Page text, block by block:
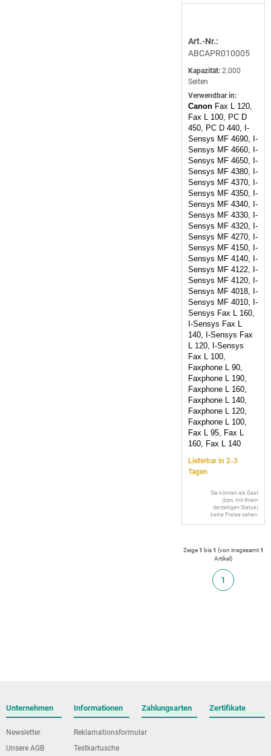
Art.-Nr.:
ABCAPR010005
Kapazität: 2.000
Seiten
Verwendbar in:
Canon Fax L 120,
Fax L 100, PC D
450, PC D 440, I-
Sensys MF 4690, I-
Sensys MF 4660, I-
Sensys MF 4650, I-
Sensys MF 4380, I-
Sensys MF 4370, I-
Sensys MF 4350, I-
Sensys MF 4340, I-
Sensys MF 4330, I-
Sensys MF 4320, I-
Sensys MF 4270, I-
Sensys MF 4150, I-
Sensys MF 4140, I-
Sensys MF 4122, I-
Sensys MF 4120, I-
Sensys MF 4018, I-
Sensys MF 4010, I-
Sensys Fax L 160,
I-Sensys Fax L
140, I-Sensys Fax
L 120, I-Sensys
Fax L 100,
Faxphone L 90,
Faxphone L 190,
Faxphone L 160,
Faxphone L 140,
Faxphone L 120,
Faxphone L 100,
Fax L 95, Fax L
160, Fax L 140
Lieferbar in 2-3
Tagen
Sie können als Gast
(bzw. mit Ihrem
derzeitigen Status)
keine Preise sehen.
Zeige1 bis1 (von insgesamt1
Artikel)
1
Unternehmen
Newsletter
Unsere AGB
Informationen
Reklamationsformular
Testkartusche
Zahlungsarten Zertifikate